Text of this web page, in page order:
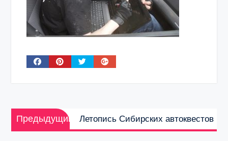
Навигация
по
записям
Предыдущий
Предыдущая
запись:
Летопись Сибирских автоквестов